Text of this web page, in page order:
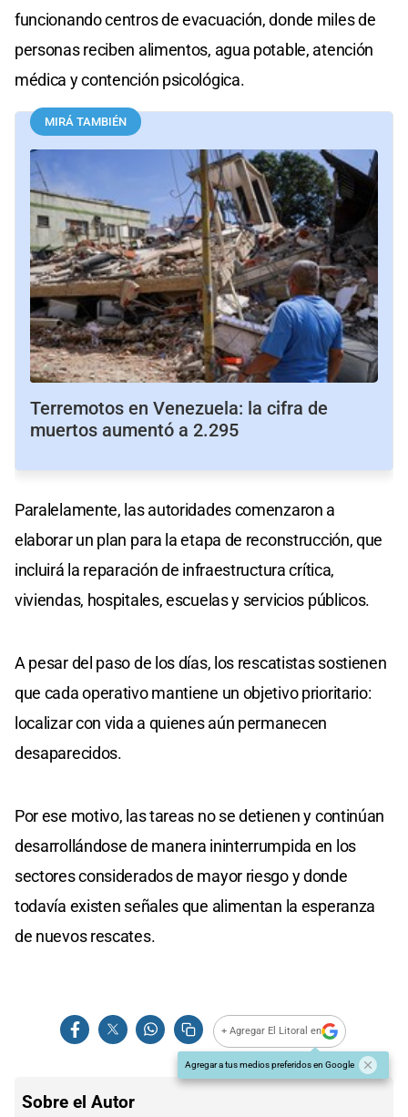
funcionando centros de evacuación, donde miles de
personas reciben alimentos, agua potable, atención
médica y contención psicológica.
MIRÁ TAMBIÉN
Terremotos en Venezuela: la cifra de
muertos aumentó a 2.295
Paralelamente, las autoridades comenzaron a
elaborar un plan para la etapa de reconstrucción, que
incluirá la reparación de infraestructura crítica,
viviendas, hospitales, escuelas y servicios públicos.
A pesar del paso de los días, los rescatistas sostienen
que cada operativo mantiene un objetivo prioritario:
localizar con vida a quienes aún permanecen
desaparecidos.
Por ese motivo, las tareas no se detienen y continúan
desarrollándose de manera ininterrumpida en los
sectores considerados de mayor riesgo y donde
todavía existen señales que alimentan la esperanza
de nuevos rescates.
+ Agregar El Litoral en
Agregar a tus medios preferidos en Google
Sobre el Autor